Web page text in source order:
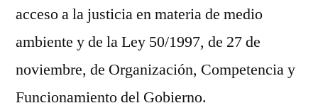
acceso a la justicia en materia de medio
ambiente y de la Ley 50/1997, de 27 de
noviembre, de Organización, Competencia y
Funcionamiento del Gobierno.